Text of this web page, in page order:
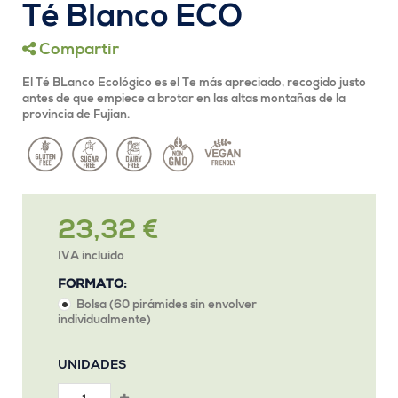
Té Blanco ECO
Compartir
El Té BLanco Ecológico es el Te más apreciado, recogido justo
antes de que empiece a brotar en las altas montañas de la
provincia de Fujian.
23,32 €
IVA incluido
FORMATO:
Bolsa (60 pirámides sin envolver
individualmente)
UNIDADES